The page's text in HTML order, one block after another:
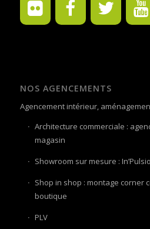
NOS AGENCEMENTS
Agencement intérieur,
Architecture commerciale :
magasin
Showroom sur mesure :
Shop in shop : montage corner
boutique
PLV